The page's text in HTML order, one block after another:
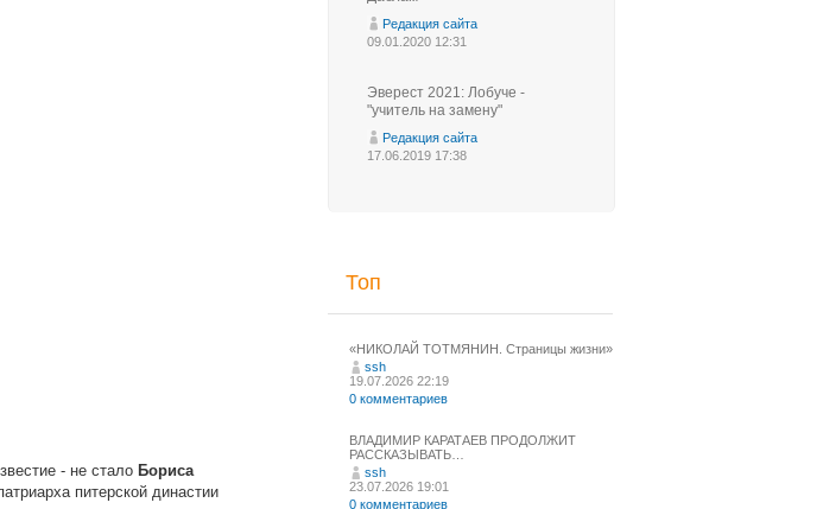
- не стало Бориса
питерской династии
Редакция сайта
09.01.2020 12:31
Эверест 2021: Лобуче -
"учитель на замену"
Редакция сайта
17.06.2019 17:38
Топ
«НИКОЛАЙ ТОТМЯНИН. Страницы жизни»
ssh
19.07.2026 22:19
0 комментариев
ВЛАДИМИР КАРАТАЕВ ПРОДОЛЖИТ
РАССКАЗЫВАТЬ…
ssh
23.07.2026 19:01
0 комментариев